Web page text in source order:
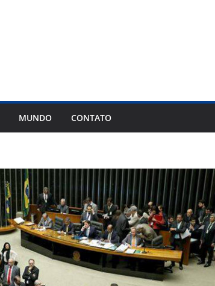
MUNDO CONTATO